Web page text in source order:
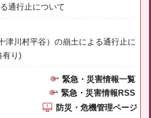
通行止について
津川村平谷）の崩土による通行止に
有り)
緊急・災害情報一覧
緊急・災害情報RSS
防災・危機管理ページ